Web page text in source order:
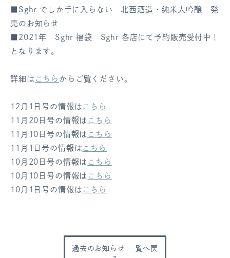
■Sghr でしか手に入らない 北西酒造・純米大吟醸 発
売のお知らせ
■2021年 Sghr 福袋 Sghr 各店にて予約販売受付中！
となります。
詳細は こちら からご覧ください。
12月1日号の情報は こちら
11月20日号の情報は こちら
11月10日号の情報は こちら
11月1日号の情報は こちら
10月20日号の情報は こちら
10月10日号の情報は こちら
10月1日号の情報は こちら
過去のお知らせ 一覧へ戻